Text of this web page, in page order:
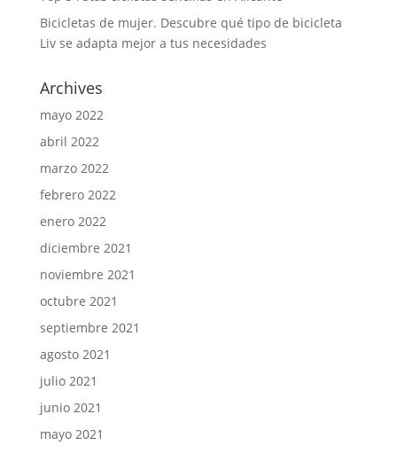
Bicicletas de mujer. Descubre qué tipo de bicicleta
Liv se adapta mejor a tus necesidades
Archives
mayo 2022
abril 2022
marzo 2022
febrero 2022
enero 2022
diciembre 2021
noviembre 2021
octubre 2021
septiembre 2021
agosto 2021
julio 2021
junio 2021
mayo 2021